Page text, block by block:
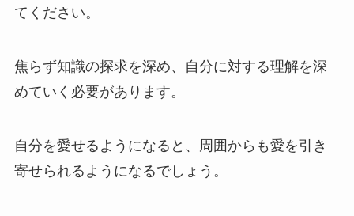
てください。
焦らず知識の探求を深め、自分に対する理解を深
めていく必要があります。
自分を愛せるようになると、周囲からも愛を引き
寄せられるようになるでしょう。